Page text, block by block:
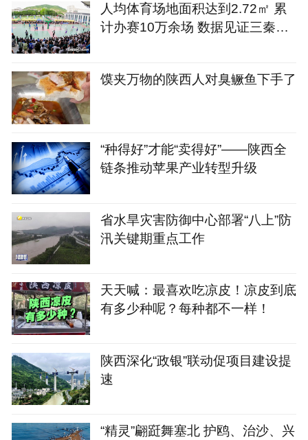
人均体育场地面积达到2.72㎡ 累
计办赛10万余场 数据见证三秦健
馍夹万物的陕西人对臭鳜鱼下手了
“种得好”才能“卖得好”——陕西全
链条推动苹果产业转型升级
省水旱灾害防御中心部署“八上”防
汛关键期重点工作
天天喊：最喜欢吃凉皮！凉皮到底
有多少种呢？每种都不一样！
陕西深化“政银”联动促项目建设提
速
“精灵”翩跹舞塞北 护鸥、治沙、兴